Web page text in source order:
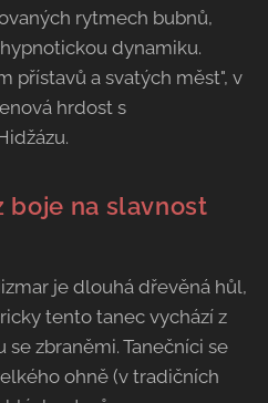
rytmech bubnů,
dynamiku.
přístavů a svatých měst", v
hrdost s
boje na slavnost
je dlouhá dřevěná hůl,
tento tanec vychází z
zbraněmi. Tanečníci se
ohně (v tradičních